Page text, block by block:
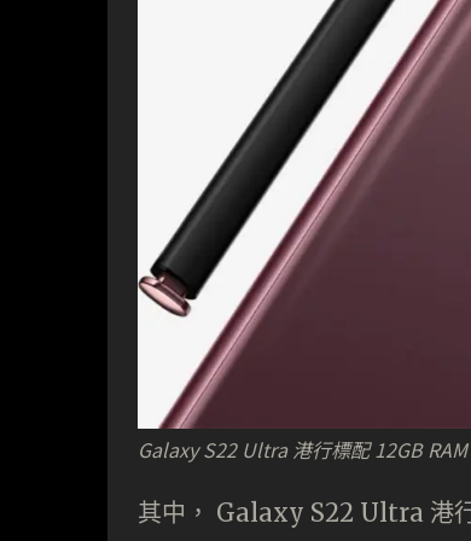
Galaxy S22 Ultra 港行標配 12GB
其中， Galaxy S22 Ultra 港